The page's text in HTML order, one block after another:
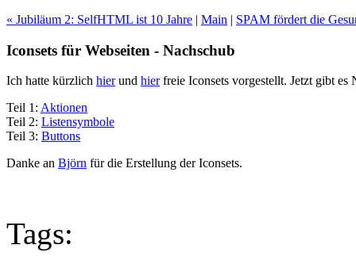
« Jubiläum 2: SelfHTML ist 10 Jahre | Main | SPAM fördert die
Iconsets für Webseiten - Nachschub
Ich hatte kürzlich hierund hierfreie Iconsets vorgestellt. Jetzt gibt es
Teil 1: Aktionen
Teil 2: Listensymbole
Teil 3: Buttons
Danke an Björn für die Erstellung der Iconsets.
Tags: